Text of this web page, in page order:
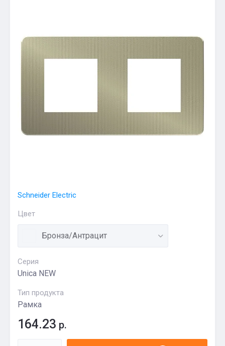
Schneider Electric
Цвет
Бронза/Антрацит
Серия
Unica NEW
Тип продукта
Рамка
164.23 р.